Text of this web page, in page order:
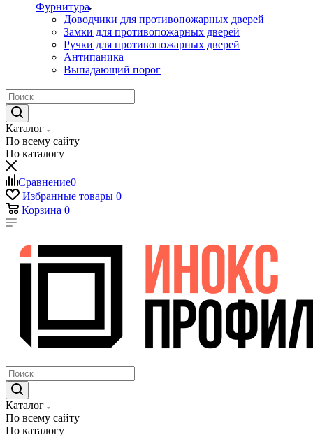
Фурнитура
Доводчики для противопожарных дверей
Замки для противопожарных дверей
Ручки для противопожарных дверей
Антипаника
Выпадающий порог
Каталог
По всему сайту
По каталогу
Сравнение0
Избранные товары 0
Корзина 0
Каталог
По всему сайту
По каталогу